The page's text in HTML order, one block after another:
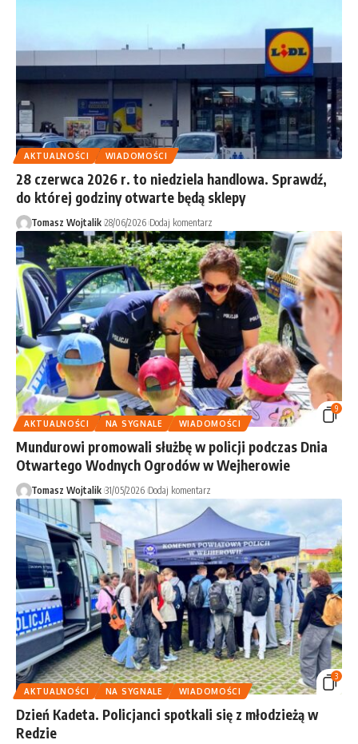
AKTUALNOŚCI WIADOMOŚCI
28 czerwca 2026 r. to niedziela handlowa. Sprawdź,
do której godziny otwarte będą sklepy
Tomasz Wojtalik 28/06/2026 Dodaj komentarz
9
AKTUALNOŚCI
NA SYGNALE WIADOMOŚCI
Mundurowi promowali służbę w policji podczas Dnia
Otwartego Wodnych Ogrodów w Wejherowie
Tomasz Wojtalik 31/05/2026 Dodaj komentarz
3
AKTUALNOŚCI
NA SYGNALE WIADOMOŚCI
Dzień Kadeta. Policjanci spotkali się z młodzieżą w
Redzie